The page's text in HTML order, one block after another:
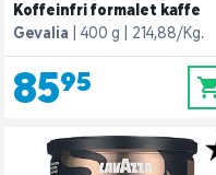
Koffeinfri formalet kaffe
Gevalia
400 g 214,88/Kg.
85,95 0